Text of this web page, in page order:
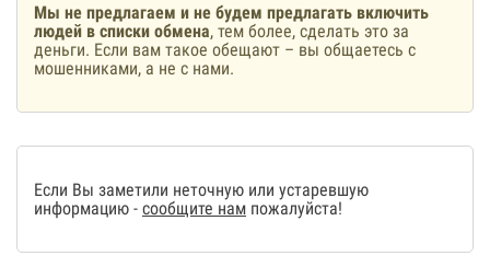
Мы не предлагаем и не будем предлагать включить
людей в списки обмена, тем более, сделать это за
деньги. Если вам такое обещают – вы общаетесь с
мошенниками, а не с нами.
Если Вы заметили неточную или устаревшую
информацию - сообщите нам пожалуйста!